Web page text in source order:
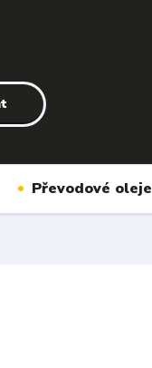
Převodové oleje